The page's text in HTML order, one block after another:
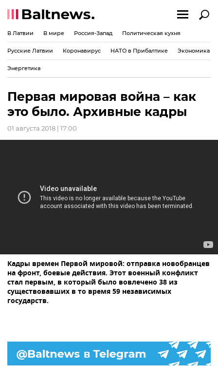
В Латвии В мире Россия-Запад Политическая кухня
Русские Латвии Коронавирус НАТО в Прибалтике Экономика
Энергетика
Первая мировая война – как
это было. Архивные кадры
01 августа 2018 | 17:00
Кадры времен Первой мировой: отправка новобранцев
на фронт, боевые действия. Этот военный конфликт
стал первым, в который было вовлечено 38 из
существовавших в то время 59 независимых
государств.